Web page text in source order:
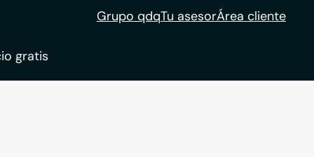
Grupo qdqTu asesorÁrea cliente
gratis